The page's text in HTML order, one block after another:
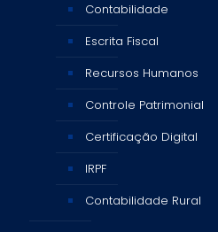
Contabilidade
Escrita Fiscal
Recursos Humanos
Controle Patrimonial
Certificação Digital
IRPF
Contabilidade Rural